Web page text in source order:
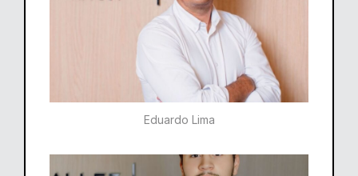
Eduardo Lima